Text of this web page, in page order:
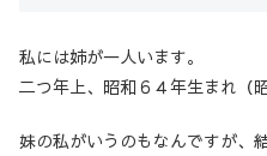
私には姉が一人います。
二つ年上、昭和６４年生まれ（
妹の私がいうのもなんですが、